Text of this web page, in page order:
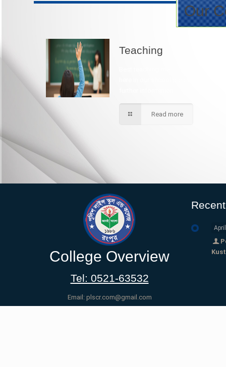
Our
Teaching
Read more
College Overview
Tel: 0521-63532
Email: plscr.com@gmail.com